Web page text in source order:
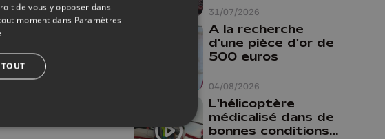
24/08/2021
la
31/07/2026
04/08/2026
A la recherche
d'une pièce d'or de
500 euros
L'hélicoptère
médicalisé dans de
bonnes conditions à
de vous y opposer dans
moment dans Paramètres
TOUT